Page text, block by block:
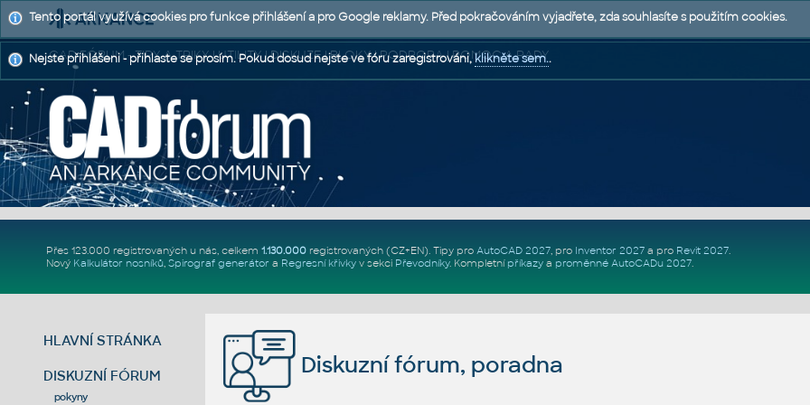
CAD FÓRUM - TIPY A TRIKY | UTILITY | DISKUZE | BLOKY | PODPORA | POMOC A RADY
Přes 123.000 registrovaných u nás, celkem 1.130.000registrovaných (CZ+EN). Tipy pro AutoCAD 2027, pro Inventor 2027a pro Revit 2027.
Nový Kalkulátor nosníků, Spirograf generátor a Regresní křivkyv sekci Převodníky. Kompletní příkazya proměnné AutoCADu 2027.
HLAVNÍ STRÁNKA
DISKUZNÍ FÓRUM
pokyny
Diskuzní fórum, poradna
Tento portál využívá cookies pro funkce přihlášení a pro Google reklamy. Před pokračováním vyjadřete, zda souhlasíte s použitím cookies.
Nejste přihlášeni - přihlaste se prosím. Pokud dosud nejste ve fóru zaregistrováni,klikněte sem..